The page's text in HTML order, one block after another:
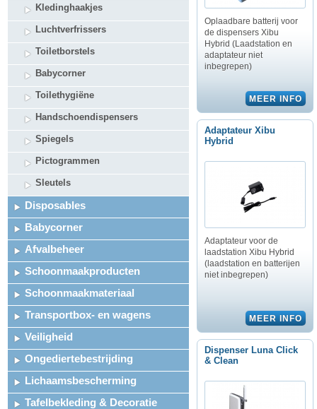
Kledinghaakjes
Luchtverfrissers
Toiletborstels
Babycorner
Toilethygiëne
Handschoendispensers
Spiegels
Pictogrammen
Sleutels
Disposables
Babycorner
Afvalbeheer
Schoonmaakproducten
Schoonmaakmateriaal
Transportbox- en wagens
Veiligheid
Ongediertebestrijding
Lichaamsbescherming
Tafelbekleding & Decoratie
Oplaadbare batterij voor
de dispensers Xibu
Hybrid (Laadstation en
adaptateur niet
inbegrepen)
Adaptateur Xibu
Hybrid
Adaptateur voor de
laadstation Xibu Hybrid
(laadstation en batterijen
niet inbegrepen)
Dispenser Luna Click
& Clean